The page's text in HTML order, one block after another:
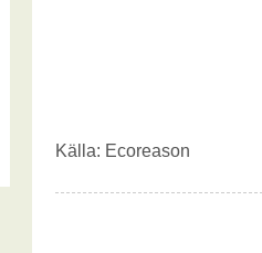
Källa: Ecoreason